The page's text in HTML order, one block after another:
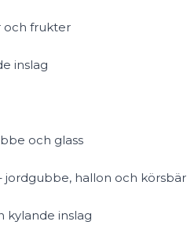
och frukter
inslag
och glass
jordgubbe, hallon och körsbär
kylande inslag